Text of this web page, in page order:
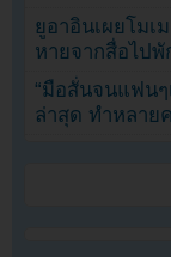
ยูอาอินเผยโม
หายจากสื่อไป
“มือสั่นจนแฟนๆ
ล่าสุด ทำหลาย